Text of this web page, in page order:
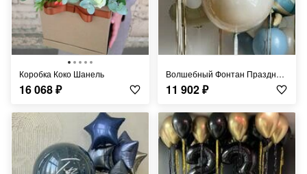
Коробка Коко Шанель
16 068₽
Волшебный Фонтан Праздничного Настроения
11 902₽